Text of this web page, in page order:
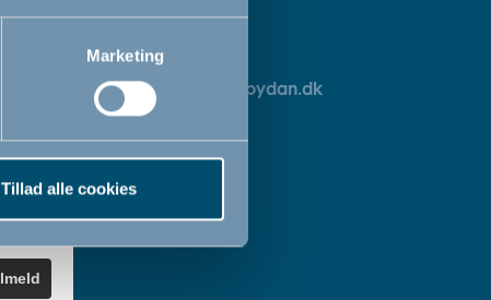
Marketing
Tillad alle cookies
muligt:
servicedk@babydan.dk